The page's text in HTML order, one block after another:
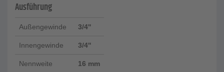
Ausführung
Außengewinde 3/4''
Innengewinde 3/4''
Nennweite 16 mm